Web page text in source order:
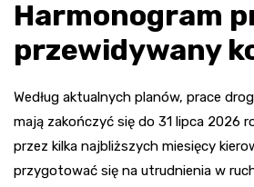
Harmonogram
przewidywany
Według aktualnych planów, prace
mają zakończyć się do 31 lipca 2026
przez kilka najbliższych miesięcy
przygotować się na utrudnienia w